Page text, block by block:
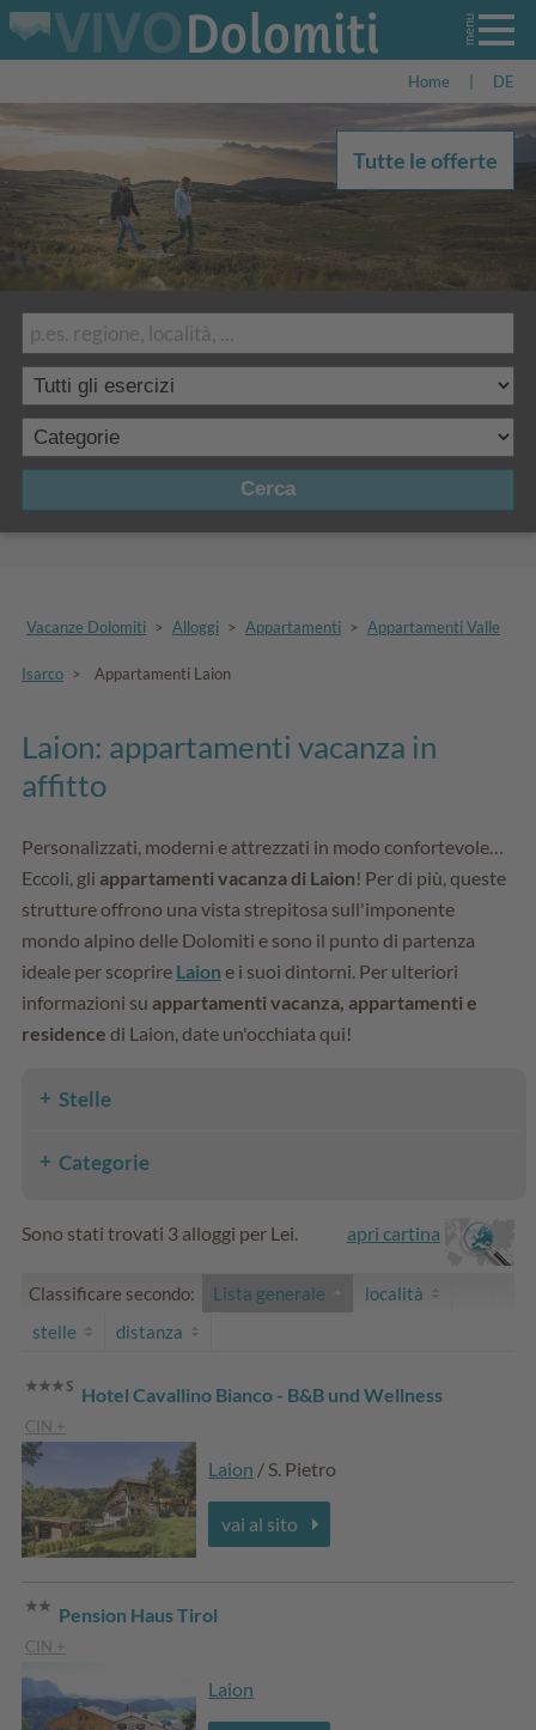
Home DE
Cerca
Tutte le offerte
Vacanze Dolomiti > Alloggi > Appartamenti > Appartamenti Valle
Isarco > Appartamenti Laion
Laion: appartamenti vacanza in
affitto
Personalizzati, moderni e attrezzati in modo confortevole…
Eccoli, gli appartamenti vacanza di Laion! Per di più, queste
strutture offrono una vista strepitosa sull'imponente
mondo alpino delle Dolomiti e sono il punto di partenza
ideale per scoprire Laion e i suoi dintorni. Per ulteriori
informazioni su appartamenti vacanza, appartamenti e
residence di Laion, date un'occhiata qui!
Stelle
Categorie
apri cartina
Sono stati trovati 3 alloggi per Lei.
Classificare secondo: Lista generale
località
stelle
distanza
Hotel Cavallino Bianco - B&B und Wellness
CIN +
Laion / S. Pietro
vai al sito
Pension Haus Tirol
CIN +
Laion